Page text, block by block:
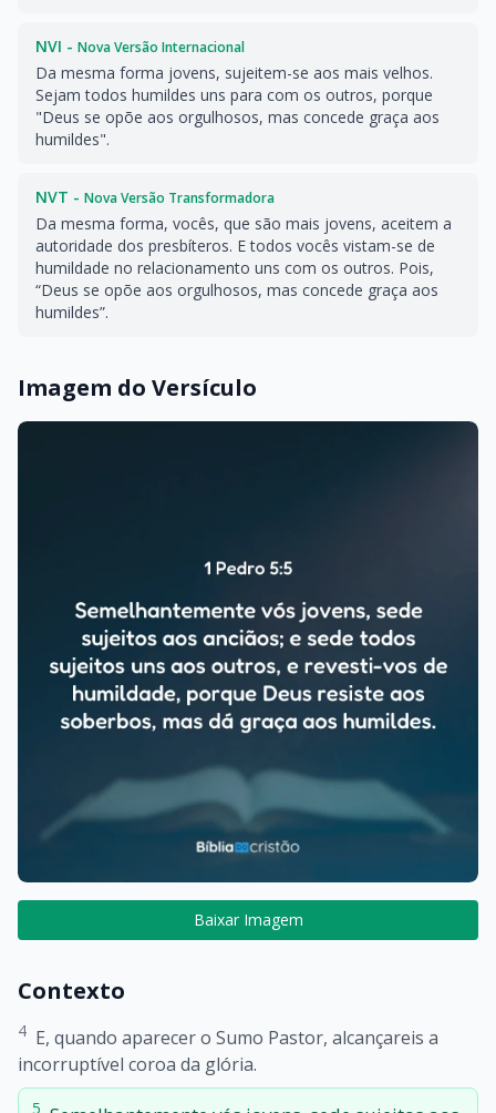
NVI - Nova Versão Internacional
Da mesma forma jovens, sujeitem-se aos mais velhos.
Sejam todos humildes uns para com os outros, porque
"Deus se opõe aos orgulhosos, mas concede graça aos
humildes".
NVT - Nova Versão Transformadora
Da mesma forma, vocês, que são mais jovens, aceitem a
autoridade dos presbíteros. E todos vocês vistam-se de
humildade no relacionamento uns com os outros. Pois,
“Deus se opõe aos orgulhosos, mas concede graça aos
humildes”.
Imagem do Versículo
Baixar Imagem
Contexto
4 E, quando aparecer o Sumo Pastor, alcançareis a
incorruptível coroa da glória.
5